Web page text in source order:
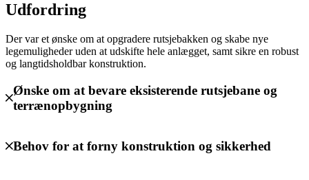
Udfordring
Der var et ønske om at opgradere rutsjebakken og skabe nye
legemuligheder uden at udskifte hele anlægget, samt sikre en robust
og langtidsholdbar konstruktion.
Ønske om at bevare eksisterende rutsjebane og
terrænopbygning
Behov for at forny konstruktion og sikkerhed